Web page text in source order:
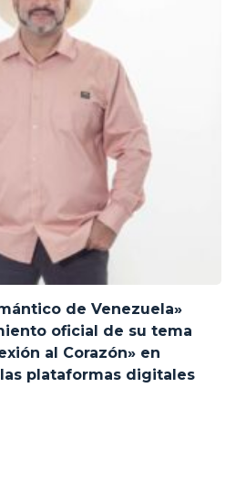
de Venezuela»
oficial de su tema
al Corazón» en
plataformas digitales